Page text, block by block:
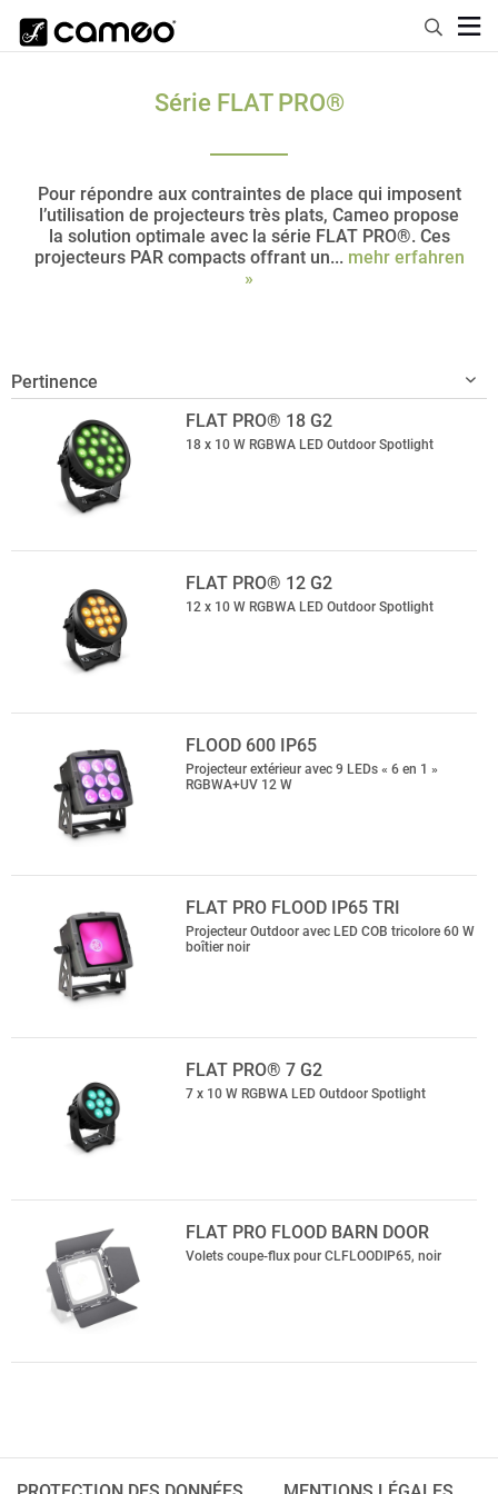
Série FLAT PRO®
Pour répondre aux contraintes de place qui imposent
l’utilisation de projecteurs très plats, Cameo propose
la solution optimale avec la série FLAT PRO®. Ces
projecteurs PAR compacts offrant un... mehr erfahren
»
FLAT PRO® 18 G2
18 x 10 W RGBWA LED Outdoor Spotlight
FLAT PRO® 12 G2
12 x 10 W RGBWA LED Outdoor Spotlight
FLOOD 600 IP65
Projecteur extérieur avec 9 LEDs « 6 en 1 »
RGBWA+UV 12 W
FLAT PRO FLOOD IP65 TRI
Projecteur Outdoor avec LED COB tricolore 60 W
boîtier noir
FLAT PRO® 7 G2
7 x 10 W RGBWA LED Outdoor Spotlight
FLAT PRO FLOOD BARN DOOR
Volets coupe-flux pour CLFLOODIP65, noir